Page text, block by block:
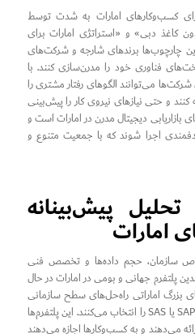
برای کسب‌وکارهای امارات به شدت توسط
کاغذ دبی» و «استراتژی امارات برای
برندهای شارجه و شرکت‌های
فناوری خود را مدرن‌سازی کنند. با
می‌توانند الگوهای رفتار مشتری را
کنند و حتی نیازهای نیروی کار را پیش‌بینی
بازاریابی دیجیتال مدرن در امارات است و
اجرا شوند که با جمعیت متنوع و
تحلیل پیش‌بینانه
امارات
خاص سازمان، حجم داده‌ها و تخصص فنی
پلتفرم جهانی و بومی در امارات در حال
بزرگ اماراتی راه‌حل‌های سطح سازمانی
مانند SAP Analytics Cloud، IBM SPSS یا SAS را انتخاب می‌کنند. این پلتفرم‌ها
می‌دهند و به کسب‌وکارها اجازه می‌دهند